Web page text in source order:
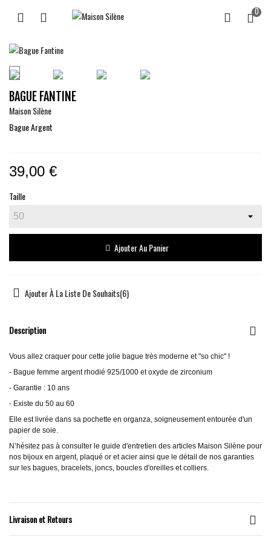
0
BAGUE FANTINE
Maison Silène
Bague Argent
39,00 €
Taille
Ajouter Au Panier
Ajouter À La Liste De Souhaits(6)
Description
Vous allez craquer pour cette jolie bague très moderne et "so chic" !
- Bague femme argent rhodié 925/1000 et oxyde de zirconium
- Garantie : 10 ans
- Existe du 50 au 60
Elle est livrée dans sa pochette en organza, soigneusement entourée d'un
papier de soie.
N’hésitez pas à consulter le guide d'entretien des articles Maison Silène pour
nos bijoux en argent, plaqué or et acier ainsi que le détail de nos garanties
sur les bagues, bracelets, joncs, boucles d'oreilles et colliers.
Livraison et Retours